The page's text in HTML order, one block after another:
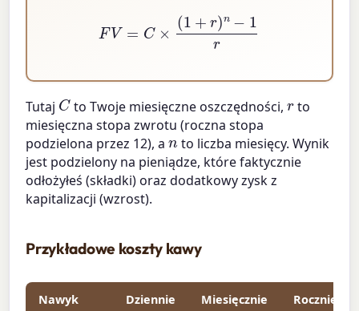
1+ ) n−1r
Tutaj Cto Twoje miesięczne oszczędności, rto
miesięczna stopa zwrotu (roczna stopa
podzielona przez 12), an to liczba miesięcy. Wynik
jest podzielony na pieniądze, które faktycznie
odłożyłeś (składki) oraz dodatkowy zysk z
kapitalizacji (wzrost).
Przykładowe koszty kawy
Nawyk Dziennie Miesięcznie Rocznie